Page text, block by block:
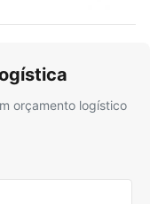
orçamento logístico